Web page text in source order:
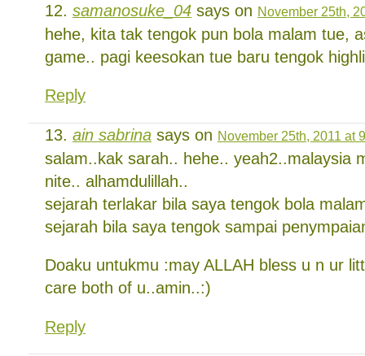
samanosuke_04 says on November 25th,
hehe, kita tak tengok pun bola malam tue,
game.. pagi keesokan tue baru tengok
Reply
ain sabrina says on November 25th, 2011 at
salam..kak sarah.. hehe.. yeah2..malaysia
nite.. alhamdulillah..
sejarah terlakar bila saya tengok bola
sejarah bila saya tengok sampai
Doaku untukmu :may ALLAH bless u n ur
care both of u..amin..:)
Reply